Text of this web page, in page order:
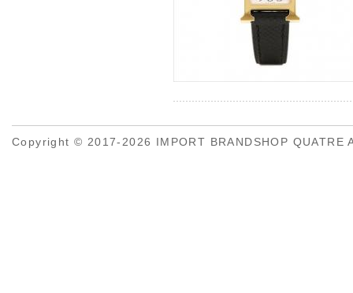
Copyright © 2017-2026 IMPORT BRANDSHOP